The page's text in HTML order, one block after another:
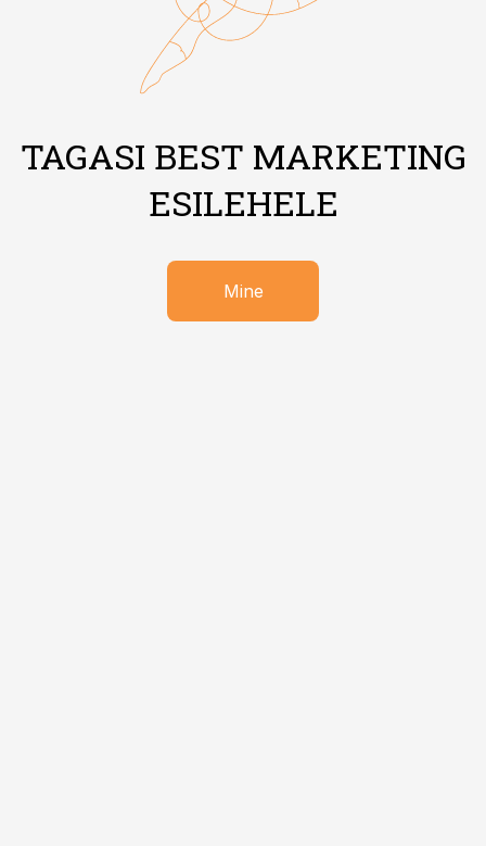
TAGASI BEST MARKETING
ESILEHELE
Mine